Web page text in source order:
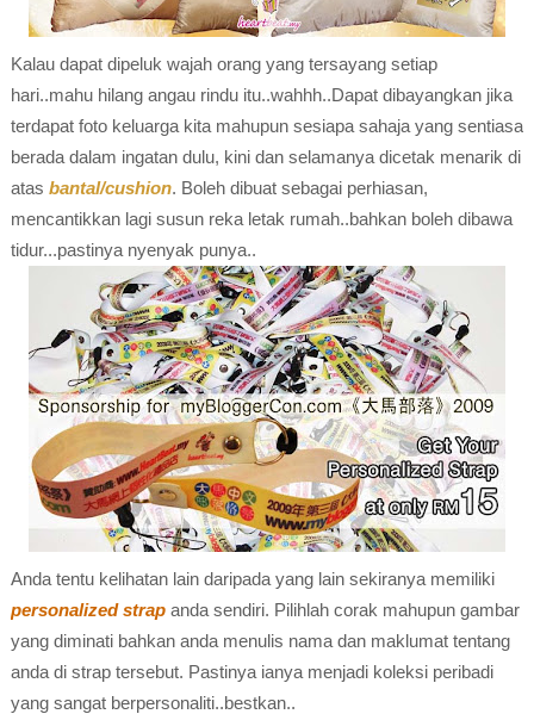
Kalau dapat dipeluk wajah orang yang tersayang setiap
hari..mahu hilang angau rindu itu..wahhh..Dapat dibayangkan jika
terdapat foto keluarga kita mahupun sesiapa sahaja yang sentiasa
berada dalam ingatan dulu, kini dan selamanya dicetak menarik di
atas bantal/cushion. Boleh dibuat sebagai perhiasan,
mencantikkan lagi susun reka letak rumah..bahkan boleh dibawa
tidur...pastinya nyenyak punya..
Anda tentu kelihatan lain daripada yang lain sekiranya memiliki
personalized strapanda sendiri. Pilihlah corak mahupun gambar
yang diminati bahkan anda menulis nama dan maklumat tentang
anda di strap tersebut. Pastinya ianya menjadi koleksi peribadi
yang sangat berpersonaliti..bestkan..